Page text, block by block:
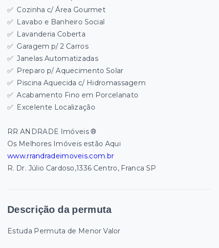
✅ Cozinha c/ Área Gourmet
✅ Lavabo e Banheiro Social
✅ Lavanderia Coberta
✅ Garagem p/ 2 Carros
✅ Janelas Automatizadas
✅ Preparo p/ Aquecimento Solar
✅ Piscina Aquecida c/ Hidromassagem
✅ Acabamento Fino em Porcelanato
✅ Excelente Localização
RR ANDRADE Imóveis ®
Os Melhores Imóveis estão Aqui
www.rrandradeimoveis.com.br
R. Dr. Júlio Cardoso,1336 Centro, Franca SP
Descrição da permuta
Estuda Permuta de Menor Valor